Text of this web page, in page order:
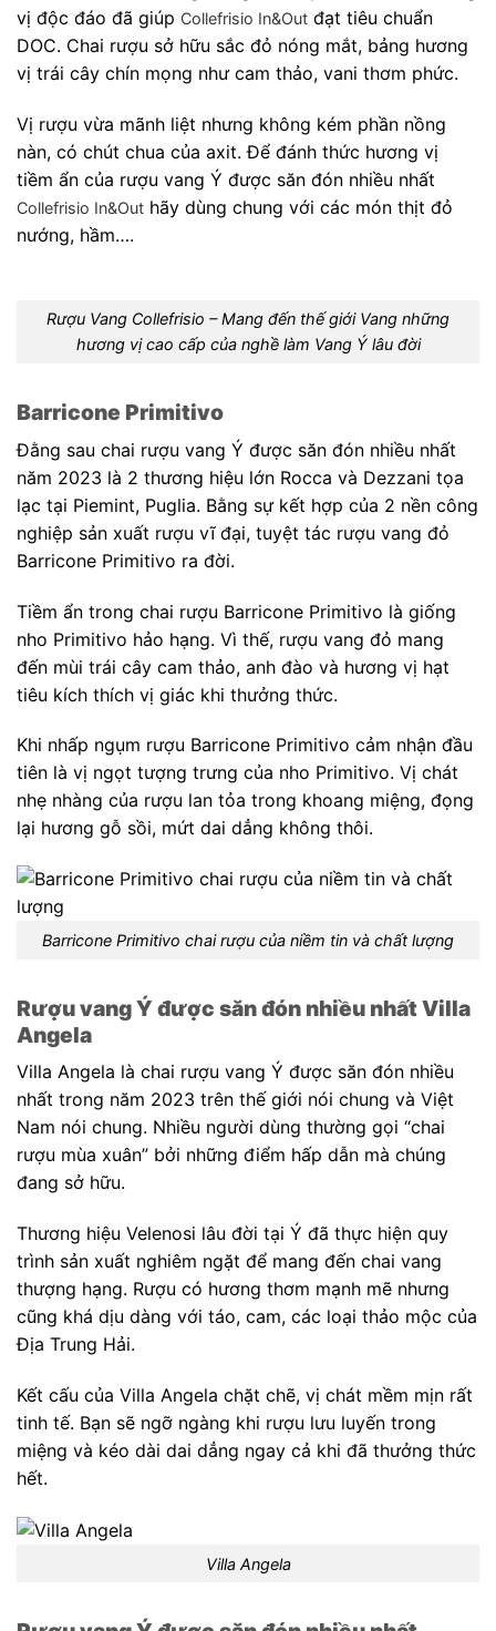
vị độc đáo đã giúp Collefrisio In&Out đạt tiêu chuẩn
DOC. Chai rượu sở hữu sắc đỏ nóng mắt, bảng hương
vị trái cây chín mọng như cam thảo, vani thơm phức.
Vị rượu vừa mãnh liệt nhưng không kém phần nồng
nàn, có chút chua của axit. Để đánh thức hương vị
tiềm ẩn của rượu vang Ý được săn đón nhiều nhất
Collefrisio In&Out hãy dùng chung với các món thịt đỏ
nướng, hầm….
Rượu Vang Collefrisio – Mang đến thế giới Vang những
hương vị cao cấp của nghề làm Vang Ý lâu đời
Barricone Primitivo
Đằng sau chai rượu vang Ý được săn đón nhiều nhất
năm 2023 là 2 thương hiệu lớn Rocca và Dezzani tọa
lạc tại Piemint, Puglia. Bằng sự kết hợp của 2 nền công
nghiệp sản xuất rượu vĩ đại, tuyệt tác rượu vang đỏ
Barricone Primitivo ra đời.
Tiềm ẩn trong chai rượu Barricone Primitivo là giống
nho Primitivo hảo hạng. Vì thế, rượu vang đỏ mang
đến mùi trái cây cam thảo, anh đào và hương vị hạt
tiêu kích thích vị giác khi thưởng thức.
Khi nhấp ngụm rượu Barricone Primitivo cảm nhận đầu
tiên là vị ngọt tượng trưng của nho Primitivo. Vị chát
nhẹ nhàng của rượu lan tỏa trong khoang miệng, đọng
lại hương gỗ sồi, mứt dai dẳng không thôi.
Barricone Primitivo chai rượu của niềm tin và chất lượng
Rượu vang Ý được săn đón nhiều nhấtVilla
Angela
Villa Angela là chai rượu vang Ý được săn đón nhiều
nhất trong năm 2023 trên thế giới nói chung và Việt
Nam nói chung. Nhiều người dùng thường gọi “chai
rượu mùa xuân” bởi những điểm hấp dẫn mà chúng
đang sở hữu.
Thương hiệu Velenosi lâu đời tại Ý đã thực hiện quy
trình sản xuất nghiêm ngặt để mang đến chai vang
thượng hạng. Rượu có hương thơm mạnh mẽ nhưng
cũng khá dịu dàng với táo, cam, các loại thảo mộc của
Địa Trung Hải.
Kết cấu của Villa Angela chặt chẽ, vị chát mềm mịn rất
tinh tế. Bạn sẽ ngỡ ngàng khi rượu lưu luyến trong
miệng và kéo dài dai dẳng ngay cả khi đã thưởng thức
hết.
Villa Angela